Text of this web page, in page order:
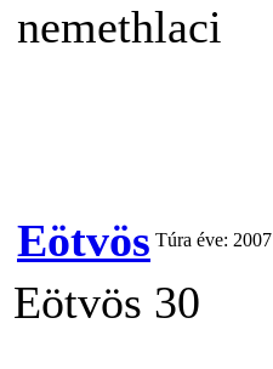
nemethlaci
Eötvös Túra éve: 2007
Eötvös 30